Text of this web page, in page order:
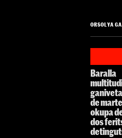
ORSOLYA
Baralla
de
okupa
dos